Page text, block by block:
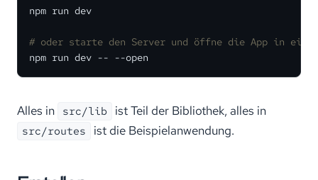
npm run dev
# oder starte den Server und öffne die App in einem
npm run dev -- --open
Alles in src/lib ist Teil der Bibliothek, alles in
src/routes ist die Beispielanwendung.